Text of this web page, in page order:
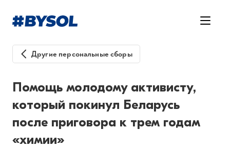
Другие персональные сборы
Помощь молодому активисту,
который покинул Беларусь
после приговора к трем годам
«химии»